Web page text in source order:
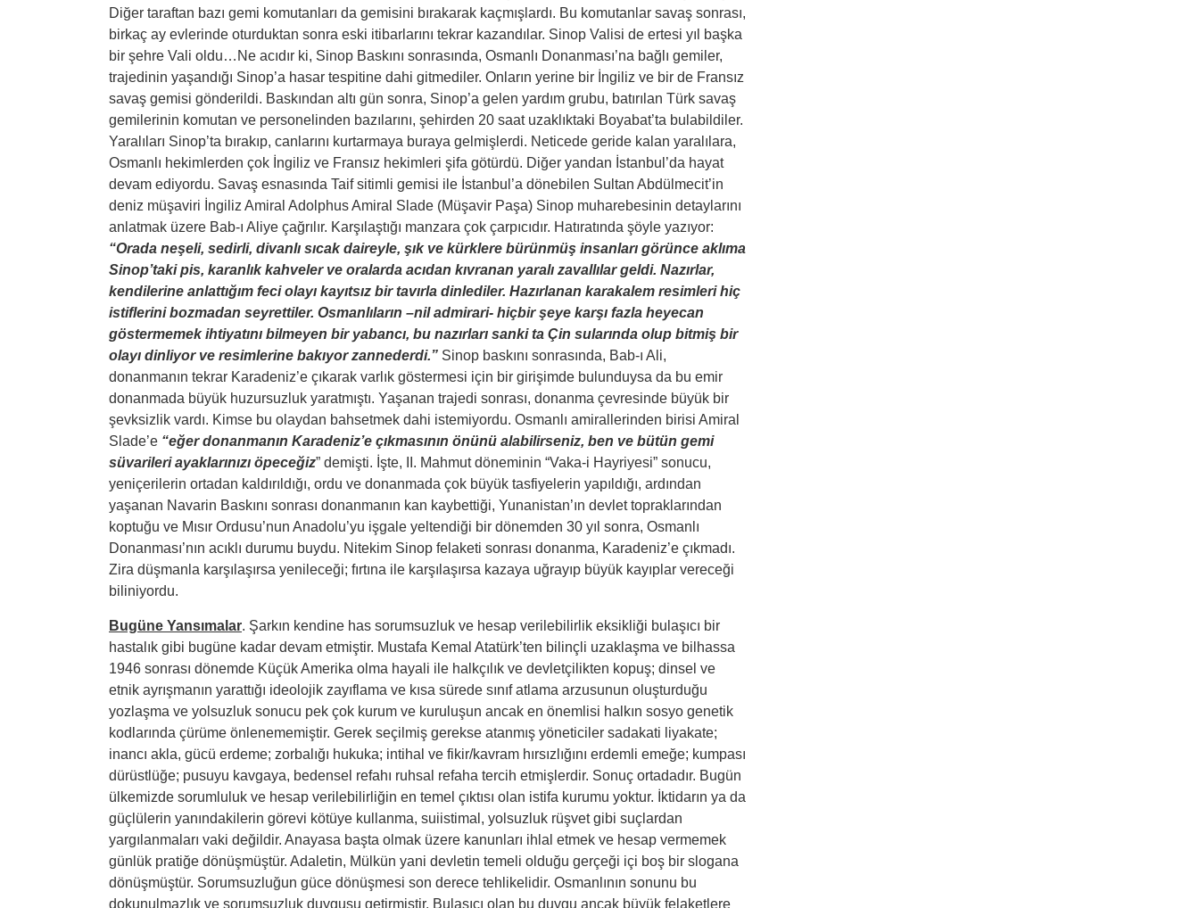
Diğer taraftan bazı gemi komutanları da gemisini bırakarak kaçmışlardı. Bu komutanlar savaş sonrası,
birkaç ay evlerinde oturduktan sonra eski itibarlarını tekrar kazandılar. Sinop Valisi de ertesi yıl başka
bir şehre Vali oldu…Ne acıdır ki, Sinop Baskını sonrasında, Osmanlı Donanması’na bağlı gemiler,
trajedinin yaşandığı Sinop’a hasar tespitine dahi gitmediler. Onların yerine bir İngiliz ve bir de Fransız
savaş gemisi gönderildi. Baskından altı gün sonra, Sinop’a gelen yardım grubu, batırılan Türk savaş
gemilerinin komutan ve personelinden bazılarını, şehirden 20 saat uzaklıktaki Boyabat’ta bulabildiler.
Yaralıları Sinop’ta bırakıp, canlarını kurtarmaya buraya gelmişlerdi. Neticede geride kalan yaralılara,
Osmanlı hekimlerden çok İngiliz ve Fransız hekimleri şifa götürdü. Diğer yandan İstanbul’da hayat
devam ediyordu. Savaş esnasında Taif sitimli gemisi ile İstanbul’a dönebilen Sultan Abdülmecit’in
deniz müşaviri İngiliz Amiral Adolphus Amiral Slade (Müşavir Paşa) Sinop muharebesinin detaylarını
anlatmak üzere Bab-ı Aliye çağrılır. Karşılaştığı manzara çok çarpıcıdır. Hatıratında şöyle yazıyor:
“Orada neşeli, sedirli, divanlı sıcak daireyle, şık ve kürklere bürünmüş insanları görünce aklıma
Sinop’taki pis, karanlık kahveler ve oralarda acıdan kıvranan yaralı zavallılar geldi. Nazırlar,
kendilerine anlattığım feci olayı kayıtsız bir tavırla dinlediler. Hazırlanan karakalem resimleri hiç
istiflerini bozmadan seyrettiler. Osmanlıların –nil admirari- hiçbir şeye karşı fazla heyecan
göstermemek ihtiyatını bilmeyen bir yabancı, bu nazırları sanki ta Çin sularında olup bitmiş bir
olayı dinliyor ve resimlerine bakıyor zannederdi.” Sinop baskını sonrasında, Bab-ı Ali,
donanmanın tekrar Karadeniz’e çıkarak varlık göstermesi için bir girişimde bulunduysa da bu emir
donanmada büyük huzursuzluk yaratmıştı. Yaşanan trajedi sonrası, donanma çevresinde büyük bir
şevksizlik vardı. Kimse bu olaydan bahsetmek dahi istemiyordu. Osmanlı amirallerinden birisi Amiral
Slade’e “eğer donanmanın Karadeniz’e çıkmasının önünü alabilirseniz, ben ve bütün gemi
süvarileri ayaklarınızı öpeceğiz” demişti. İşte, II. Mahmut döneminin “Vaka-i Hayriyesi” sonucu,
yeniçerilerin ortadan kaldırıldığı, ordu ve donanmada çok büyük tasfiyelerin yapıldığı, ardından
yaşanan Navarin Baskını sonrası donanmanın kan kaybettiği, Yunanistan’ın devlet topraklarından
koptuğu ve Mısır Ordusu’nun Anadolu’yu işgale yeltendiği bir dönemden 30 yıl sonra, Osmanlı
Donanması’nın acıklı durumu buydu. Nitekim Sinop felaketi sonrası donanma, Karadeniz’e çıkmadı.
Zira düşmanla karşılaşırsa yenileceği; fırtına ile karşılaşırsa kazaya uğrayıp büyük kayıplar vereceği
biliniyordu.
Bugüne Yansımalar. Şarkın kendine has sorumsuzluk ve hesap verilebilirlik eksikliği bulaşıcı bir
hastalık gibi bugüne kadar devam etmiştir. Mustafa Kemal Atatürk’ten bilinçli uzaklaşma ve bilhassa
1946 sonrası dönemde Küçük Amerika olma hayali ile halkçılık ve devletçilikten kopuş; dinsel ve
etnik ayrışmanın yarattığı ideolojik zayıflama ve kısa sürede sınıf atlama arzusunun oluşturduğu
yozlaşma ve yolsuzluk sonucu pek çok kurum ve kuruluşun ancak en önemlisi halkın sosyo genetik
kodlarında çürüme önlenememiştir. Gerek seçilmiş gerekse atanmış yöneticiler sadakati liyakate;
inancı akla, gücü erdeme; zorbalığı hukuka; intihal ve fikir/kavram hırsızlığını erdemli emeğe; kumpası
dürüstlüğe; pusuyu kavgaya, bedensel refahı ruhsal refaha tercih etmişlerdir. Sonuç ortadadır. Bugün
ülkemizde sorumluluk ve hesap verilebilirliğin en temel çıktısı olan istifa kurumu yoktur. İktidarın ya da
güçlülerin yanındakilerin görevi kötüye kullanma, suiistimal, yolsuzluk rüşvet gibi suçlardan
yargılanmaları vaki değildir. Anayasa başta olmak üzere kanunları ihlal etmek ve hesap vermemek
günlük pratiğe dönüşmüştür. Adaletin, Mülkün yani devletin temeli olduğu gerçeği içi boş bir slogana
dönüşmüştür. Sorumsuzluğun güce dönüşmesi son derece tehlikelidir. Osmanlının sonunu bu
dokunulmazlık ve sorumsuzluk duygusu getirmiştir. Bulaşıcı olan bu duygu ancak büyük felaketlere